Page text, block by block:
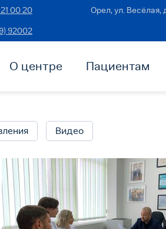
00 20
92002
Орел, ул. Весёлая, д.
О центре Пациентам
Видео